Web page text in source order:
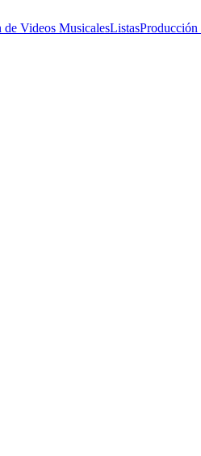
de Videos MusicalesListasProducción